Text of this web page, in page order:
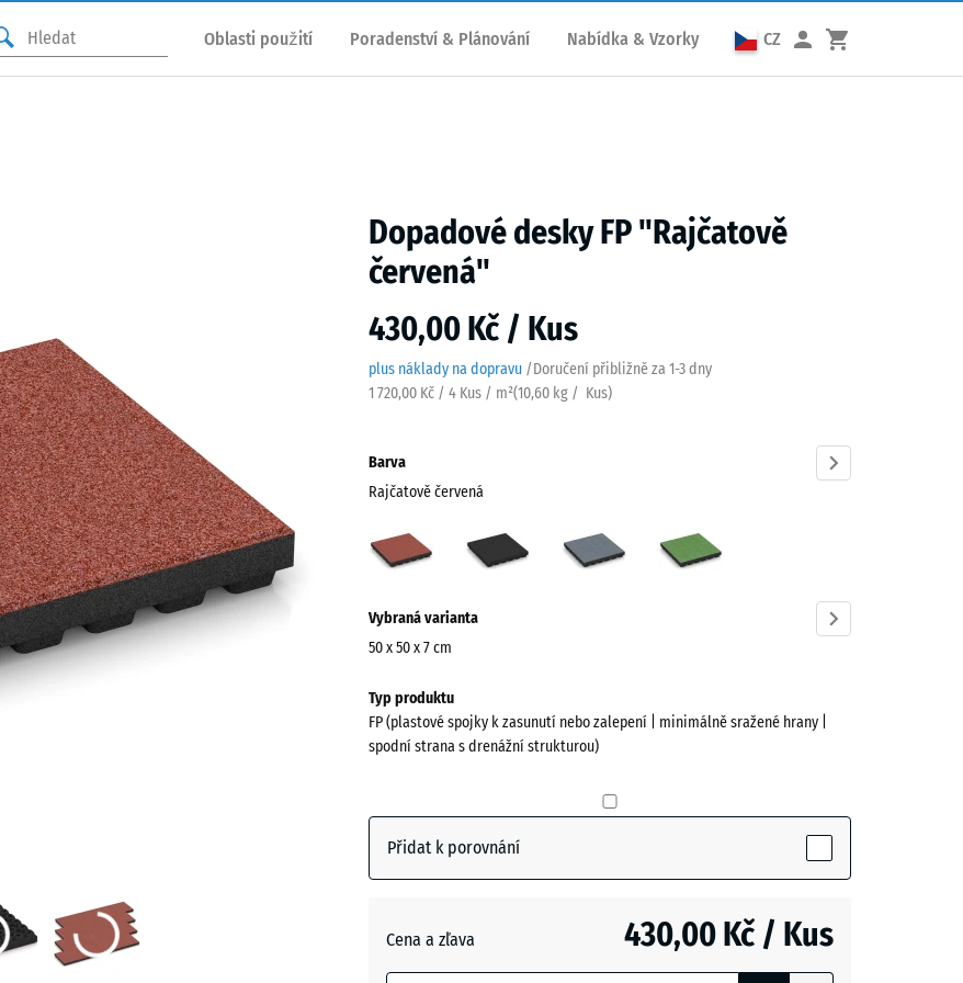
Oblasti použití Poradenství & Plánování Nabídka & Vzorky CZ
Dopadové desky FP "Rajčatově
červená"
430,00 Kč / Kus
plus náklady na dopravu /Doručení přibližně za 1-3 dny
1 720,00 Kč / 4 Kus / m²(10,60 kg / Kus)
Barva
Rajčatově červená
Rajčatově
červená
Grafitová
šedá
informací
o
Zobrazit
paletu
Rajčatově
červená(active)
Vybraná varianta
50 x 50 x 7 cm
pro
dopravu
500
Vybraný
Typ produktu
FP (plastové spojky k zasunutí nebo zalepení | minimálně sražené hrany |
spodní strana s drenážní strukturou)
Přidat k porovnání
Cena a zľava 430,00 Kč / Kus